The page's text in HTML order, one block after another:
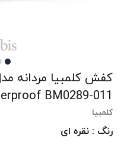
BM0289-011
کلمبیا
رنگ : نقره ای